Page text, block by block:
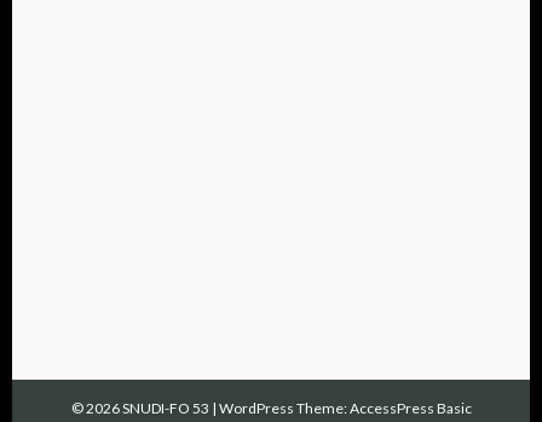
© 2026 SNUDI-FO 53 | WordPress Theme:AccessPress Basic